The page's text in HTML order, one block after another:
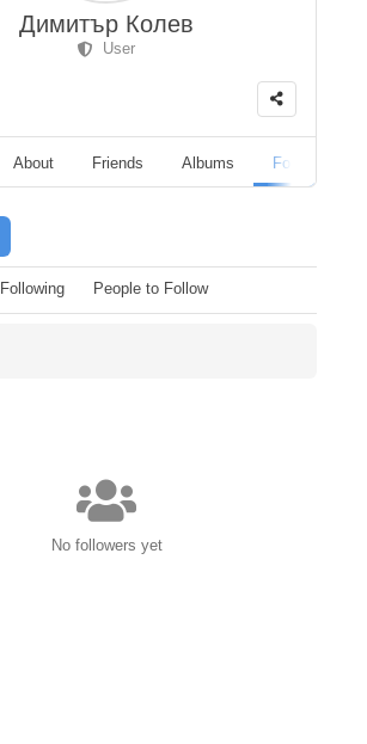
Димитър Колев
User
About Friends Albums Followers
Following People to Follow
No followers yet